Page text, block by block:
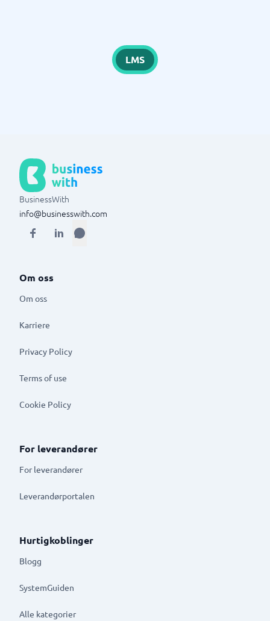
LMS
BusinessWith
info@businesswith.com
Om oss
Om oss
Karriere
Privacy Policy
Terms of use
Cookie Policy
For leverandører
For leverandører
Leverandørportalen
Hurtigkoblinger
Blogg
SystemGuiden
Alle kategorier